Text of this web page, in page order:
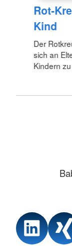
Rot-
Kind
Der
sich an
Kindern